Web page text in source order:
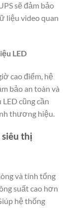
sẽ đảm bảo
liệu video quan
LED
cao điểm, hệ
bảo an toàn và
cũng cần
thương hiệu.
thị
và tính tổng
suất cao hơn
hệ thống